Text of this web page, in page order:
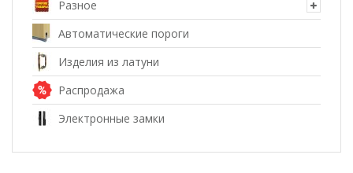
Разное
Автоматические пороги
Изделия из латуни
Распродажа
Электронные замки